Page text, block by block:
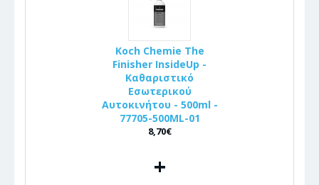
Koch Chemie The
Finisher InsideUp -
Καθαριστικό
Εσωτερικού
Αυτοκινήτου - 500ml -
77705-500ML-01
8,70€
+